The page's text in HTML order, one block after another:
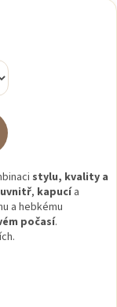
stylu, kvality a
, kapucía
a hebkému
počasí.